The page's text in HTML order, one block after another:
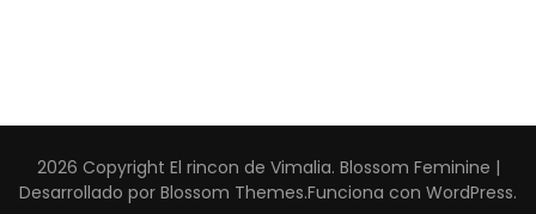
2026 Copyright El rincon de Vimalia. Blossom Feminine |
Desarrollado por Blossom Themes.Funciona con WordPress.